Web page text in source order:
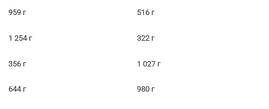
959 г 516 г
1 254 г 322 г
356 г 1 027 г
644 г 980 г